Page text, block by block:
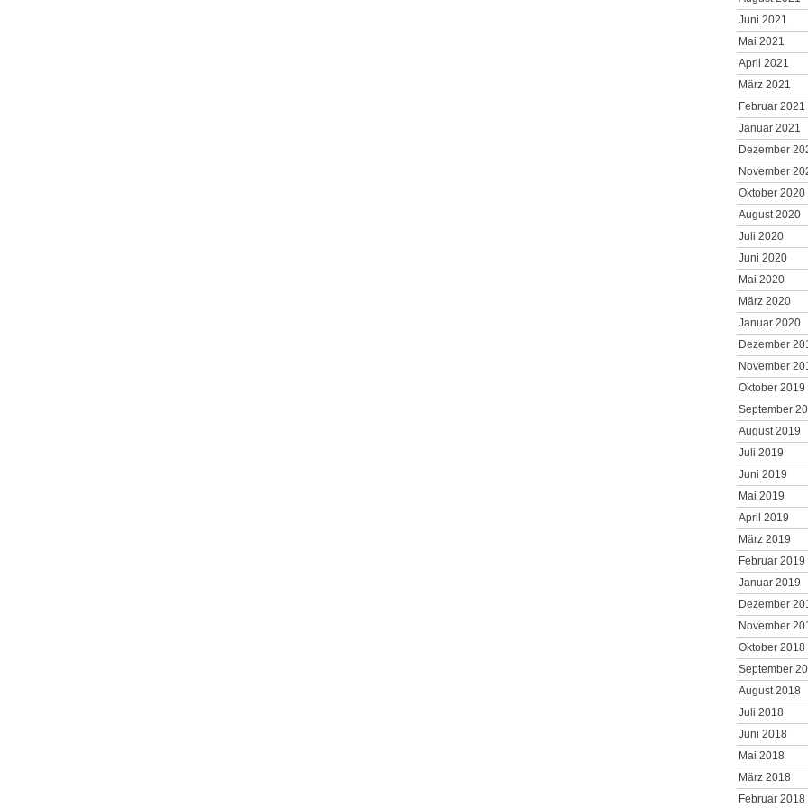
Juni 2021
Mai 2021
April 2021
März 2021
Februar 2021
Januar 2021
Dezember
November
Oktober 2020
August 2020
Juli 2020
Juni 2020
Mai 2020
März 2020
Januar 2020
Dezember
November
Oktober 2019
September
August 2019
Juli 2019
Juni 2019
Mai 2019
April 2019
März 2019
Februar 2019
Januar 2019
Dezember
November
Oktober 2018
September
August 2018
Juli 2018
Juni 2018
Mai 2018
März 2018
Februar 2018